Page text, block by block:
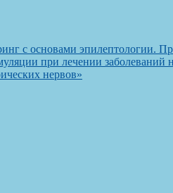
с основами эпилептологии.
при лечении
нервов»